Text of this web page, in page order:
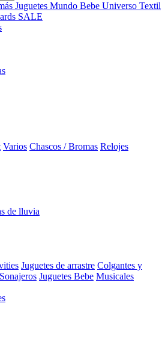
Juguetes Mundo Bebe Universo Textil
SALE
Varios Chascos / Bromas Relojes
de lluvia
Juguetes de arrastre Colgantes y
Sonajeros Juguetes Bebe Musicales